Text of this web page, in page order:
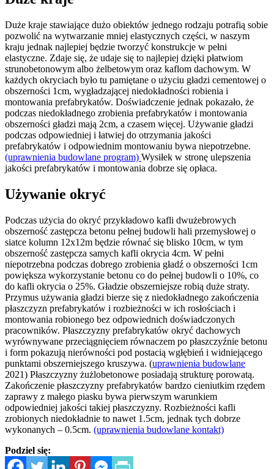
Duże kraje stawiające dużo obiektów jednego rodzaju potrafią sobie
pozwolić na wytwarzanie mniej elastycznych części, w naszym
kraju jednak najlepiej będzie tworzyć konstrukcje w pełni
elastyczne. Zdaje się, że udaje się to najlepiej dzięki płatwiom
strunobetonowym albo żelbetowym oraz kaflom dachowym. W
każdych okryciach było tu pamiętane o użyciu gładzi cementowej o
obszerności 1cm, wygładzającej niedokładności robienia i
montowania prefabrykatów. Doświadczenie jednak pokazało, że
podczas niedokładnego zrobienia prefabrykatów i montowania
obszerności gładzi mają 2cm, a czasem więcej. Używanie gładzi
podczas odpowiedniej i łatwiej do otrzymania jakości
prefabrykatów i odpowiednim montowaniu bywa niepotrzebne.
(uprawnienia budowlane program) Wysiłek w stronę ulepszenia
jakości prefabrykatów i montowania dobrze się opłaca.
Używanie okryć
Podczas użycia do okryć przykładowo kafli dwużebrowych
obszerność zastępcza betonu pełnej budowli hali przemysłowej o
siatce kolumn 12x12m będzie równać się blisko 10cm, w tym
obszerność zastępcza samych kafli okrycia 4cm. W pełni
niepotrzebna podczas dobrego zrobienia gładź o obszerności 1cm
powiększa wykorzystanie betonu co do pełnej budowli o 10%, co
do kafli okrycia o 25%. Gładzie obszerniejsze robią duże straty.
Przymus używania gładzi bierze się z niedokładnego zakończenia
płaszczyzn prefabrykatów i rozbieżności w ich rosłościach i
montowania robionego bez odpowiednich doświadczonych
pracowników. Płaszczyzny prefabrykatów okryć dachowych
wyrównywane przeciągnięciem równaczem po płaszczyźnie betonu
i form pokazują nierówności pod postacią wgłębień i widniejącego
punktami obszerniejszego kruszywa. (uprawnienia budowlane
2021) Płaszczyzny żużlobetonowe posiadają strukturę porowatą.
Zakończenie płaszczyzny prefabrykatów bardzo cieniutkim rzędem
zaprawy z małego piasku bywa pierwszym warunkiem
odpowiedniej jakości takiej płaszczyzny. Rozbieżności kafli
zrobionych niedokładnie to nawet 1.5cm, jednak tych dobrze
wykonanych – 0.5cm. (uprawnienia budowlane kontakt)
Podziel się: